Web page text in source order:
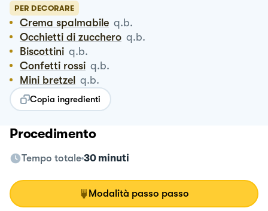
PER DECORARE
Crema spalmabile q.b.
Occhietti di zucchero q.b.
Biscottini q.b.
Confetti rossi q.b.
Mini bretzel q.b.
Copia ingredienti
Procedimento
Tempo totale 30 minuti
Modalità passo passo